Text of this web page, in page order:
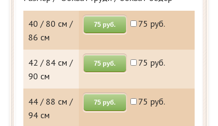
40 / 80 см /
86 см
75 руб. 75 руб.
42 / 84 см /
90 см
75 руб. 75 руб.
44 / 88 см /
94 см
75 руб. 75 руб.